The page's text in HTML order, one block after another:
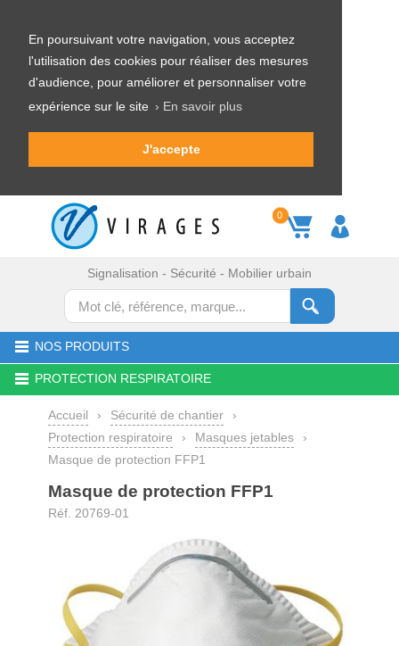
En poursuivant votre navigation, vous acceptez
l'utilisation des cookies pour réaliser des mesures
d'audience, pour améliorer et personnaliser votre
expérience sur le site › En savoir plus
J'accepte
0
Signalisation - Sécurité - Mobilier urbain
NOS PRODUITS
PROTECTION RESPIRATOIRE
Accueil › Sécurité de chantier
›
Protection respiratoire
› Masques jetables
›
Masque de protection FFP1
Masque de protection FFP1
Réf. 20769-01